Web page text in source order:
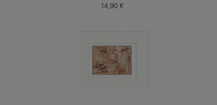
Prix ​​actuel
14,90 €